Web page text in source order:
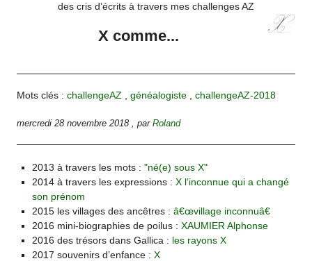
des cris d’écrits à travers mes challenges AZ
X comme...
Mots clés :challengeAZ ,généalogiste ,challengeAZ-2018
mercredi 28 novembre 2018 ,parRoland
2013 à travers les mots : "né(e) sous X"
2014 à travers les expressions : X l’inconnue qui a changé
son prénom
2015 les villages des ancêtres : â€œvillage inconnuâ€
2016 mini-biographies de poilus : XAUMIER Alphonse
2016 des trésors dans Gallica : les rayons X
2017 souvenirs d’enfance : X